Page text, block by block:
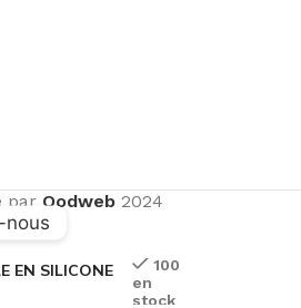
par Qodweb2024
EN SILICONE
100
en
stock
nous